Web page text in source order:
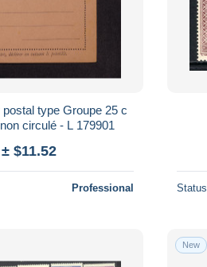
type Groupe 25 c
circulé - L 179901
± $11.52
Professional Status
New